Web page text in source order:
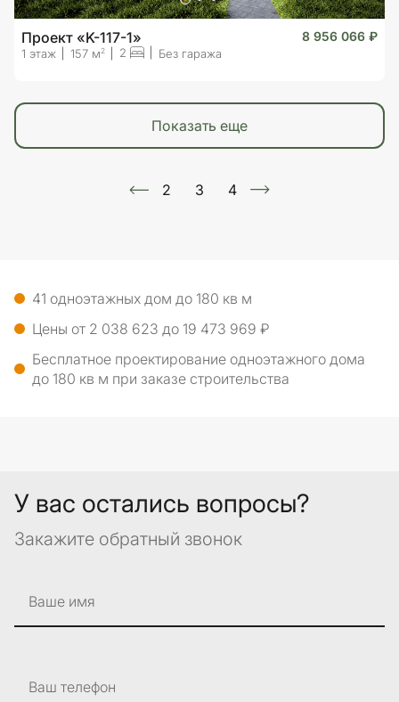
Проект «K-117-1» 8 956 066 ₽
1 этаж 157 м2 2 Без гаража
показать еще
2 3 4
41 одноэтажных дом до 180 кв м
Цены от 2 038 623 до 19 473 969 ₽
Бесплатное проектирование одноэтажного дома
до 180 кв м при заказе строительства
У вас остались вопросы?
Закажите обратный звонок
Ваше имя
Ваш телефон